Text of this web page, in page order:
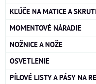
KĽÚČE NA MATICE A
MOMENTOVÉ NÁRADIE
NOŽNICE A NOŽE
OSVETLENIE
PÍLOVÉ LISTY A PÁSY NA